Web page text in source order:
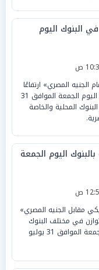
البنوك اليوم
الجنيه المصري» ارتفاعًا
جديدًا خلال التعاملات الصباحية اليوم الجمعة الموافق 31
البنوك المحلية والخاصة
اليوم الجمعة
مقابل الجنيه المصري»
في مختلف البنوك
المصرية خلال تعاملات اليوم الجمعة الموافق 31 يوليو